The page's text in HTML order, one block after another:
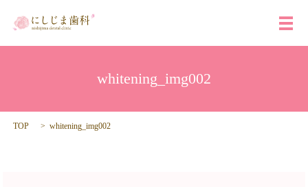
メ
whitening_img002
TOP whitening_img002